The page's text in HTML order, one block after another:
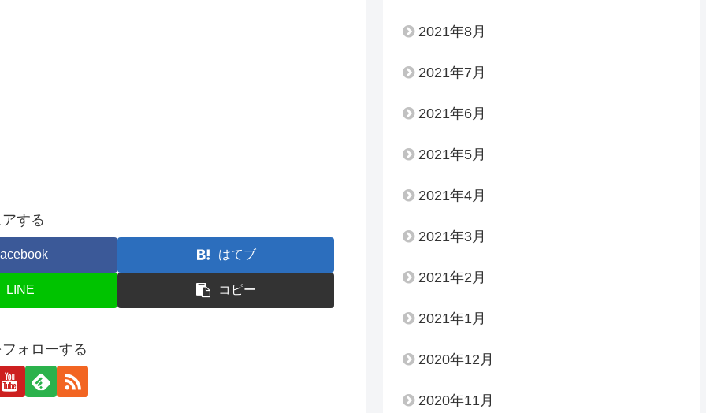
する
はてブ
LINE コピー
ォローする
2021年8月
2021年7月
2021年6月
2021年5月
2021年4月
2021年3月
2021年2月
2021年1月
2020年12月
2020年11月